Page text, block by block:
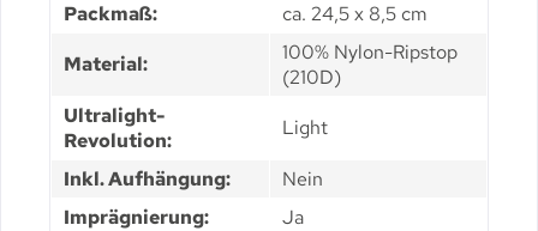
Packmaß:
ca. 24,5 x 8,5 cm
Material:
100% Nylon-Ripstop
(210D)
Ultralight-
Revolution:
Light
Inkl. Aufhängung:
Nein
Imprägnierung:
Ja